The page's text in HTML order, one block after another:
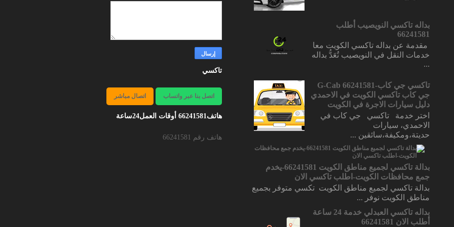
بداله تاكسي النويصيب أطلب
66241581
مقدمة عن بداله تاكسي الكويت معا
خدمات النقل في النويصيب تُعَدُّ بداله
...
تاكسي جي كاب-66241581 G-Cab
جي كاب تاكسي الكويت في الاحمدي
دليل سيارات الاجرة في الكويت
اختر خدمة تاكسي جي كاب في
الاحمدي، سيارات
حديتة،ومكيفة،سائقين ...
بدالة تاكسي لجميع مناطق الكويت 66241581-يخدم
جمع محافظات الكويت-اطلب تاكسي الان
بدالة تاكسي لجميع مناطق الكويت تكسي متوفر بجميع
مناطق الكويت نوفر ...
بداله تاكسي العبدلي خدمة 24 ساعة
أطلب الان 66241581
تاكسي
اتصل بنا عبر واتساب اتصال مباشر
هاتف66241581 أوقات العمل24ساعة
هاتف رقم 66241581